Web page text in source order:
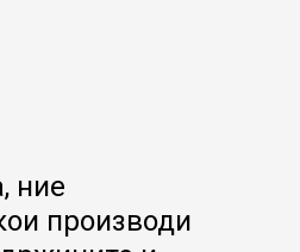
ние
производи